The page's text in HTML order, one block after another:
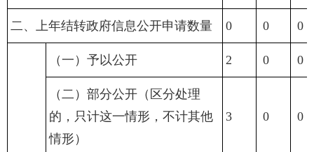
二、上年结转政府信息公开申请数量 0 0 0
（一）予以公开 2 0 0
（二）部分公开（区分处理
的，只计这一情形，不计其他
情形）
3 0 0